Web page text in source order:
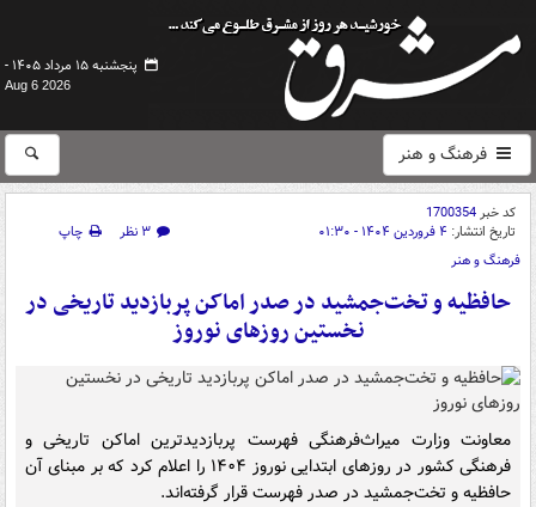
پنجشنبه ۱۵ مرداد ۱۴۰۵ -
Aug 6 2026
فرهنگ و هنر
کد خبر1700354
تاریخ انتشار: ۴ فروردین ۱۴۰۴ - ۰۱:۳۰ ۳ نظر
چاپ
فرهنگ و هنر
حافظیه و تخت‌جمشید در صدر اماکن پربازدید تاریخی در
نخستین روزهای نوروز
معاونت وزارت میراث‌فرهنگی فهرست پربازدیدترین اماکن تاریخی و
فرهنگی کشور در روزهای ابتدایی نوروز ۱۴۰۴ را اعلام کرد که بر مبنای آن
حافظیه و تخت‌جمشید در صدر فهرست قرار گرفته‌اند.